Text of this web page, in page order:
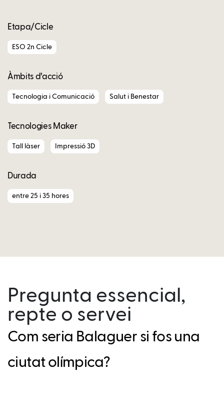
Etapa/Cicle
ESO 2n Cicle
Àmbits d’acció
Tecnologia i Comunicació Salut i Benestar
Tecnologies Maker
Tall làser Impressió 3D
Durada
entre 25 i 35 hores
Pregunta essencial,
repte o servei
Com seria Balaguer si fos una
ciutat olímpica?